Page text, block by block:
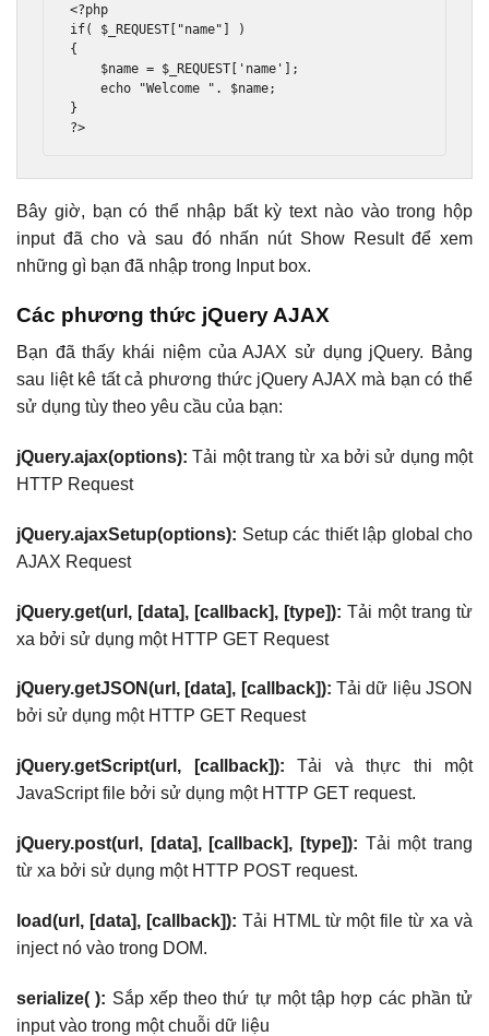
<?
if( $_REQUEST "name"
)
{
    $name
= $_REQUEST 'name'
];
    echo
"Welcome " . $name;
}
?>
Bây giờ, bạn có thể nhập bất kỳ text nào vào trong hộp
input đã cho và sau đó nhấn nút Show Result để xem
những gì bạn đã nhập trong Input box.
Các phương thức jQuery AJAX
Bạn đã thấy khái niệm của AJAX sử dụng jQuery. Bảng
sau liệt kê tất cả phương thức jQuery AJAX mà bạn có thể
sử dụng tùy theo yêu cầu của bạn:
jQuery.ajax(options): Tải một trang từ xa bởi sử dụng một
HTTP Request
jQuery.ajaxSetup(options): Setup các thiết lập global cho
AJAX Request
jQuery.get(url, [data], [callback], [type]): Tải một trang từ
xa bởi sử dụng một HTTP GET Request
jQuery.getJSON(url, [data], [callback]): Tải dữ liệu JSON
bởi sử dụng một HTTP GET Request
jQuery.getScript(url, [callback]): Tải và thực thi một
JavaScript file bởi sử dụng một HTTP GET request.
jQuery.post(url, [data], [callback], [type]): Tải một trang
từ xa bởi sử dụng một HTTP POST request.
load(url, [data], [callback]): Tải HTML từ một file từ xa và
inject nó vào trong DOM.
serialize( ): Sắp xếp theo thứ tự một tập hợp các phần tử
input vào trong một chuỗi dữ liệu